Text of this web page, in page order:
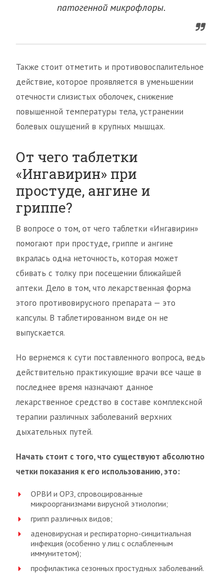
патогенной микрофлоры.
Также стоит отметить и противовоспалительное
действие, которое проявляется в уменьшении
отечности слизистых оболочек, снижение
повышенной температуры тела, устранении
болевых ощущений в крупных мышцах.
От чего таблетки
«Ингавирин» при
простуде, ангине и
гриппе?
В вопросе о том, от чего таблетки «Ингавирин»
помогают при простуде, гриппе и ангине
вкралась одна неточность, которая может
сбивать с толку при посещении ближайшей
аптеки. Дело в том, что лекарственная форма
этого противовирусного препарата — это
капсулы. В таблетированном виде он не
выпускается.
Но вернемся к сути поставленного вопроса, ведь
действительно практикующие врачи все чаще в
последнее время назначают данное
лекарственное средство в составе комплексной
терапии различных заболеваний верхних
дыхательных путей.
Начать стоит с того, что существуют абсолютно
четки показания к его использованию, это:
ОРВИ и ОРЗ, спровоцированные
микроорганизмами вирусной этиологии;
грипп различных видов;
аденовирусная и респираторно-синцитиальная
инфекция (особенно у лиц с ослабленным
иммунитетом);
профилактика сезонных простудных заболеваний.